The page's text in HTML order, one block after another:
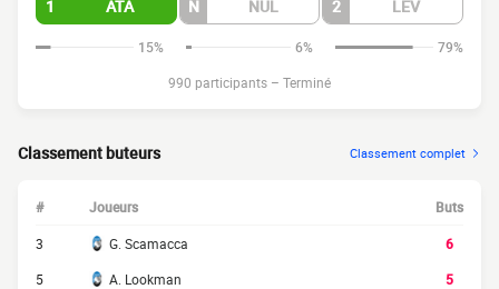
1 ATA N NUL 2 LEV
15% 6%
79%
990 participants – Terminé
Classement buteurs Classement complet
# Joueurs Buts
3 G. Scamacca
6
5
A. Lookman
5